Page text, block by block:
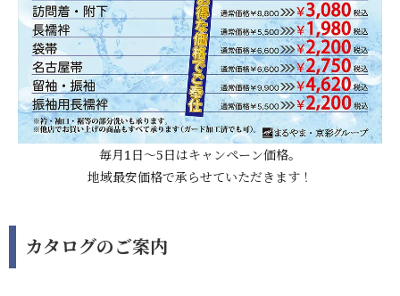
毎月1日～5日はキャンペーン価格。
地域最安価格で承らせていただきます！
カタログのご案内